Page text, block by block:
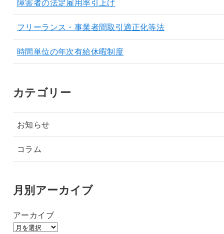
障害者の法定雇用率引上げ
フリーランス・事業者間取引適正化等法
時間単位の年次有給休暇制度
カテゴリー
お知らせ
コラム
月別アーカイブ
アーカイブ